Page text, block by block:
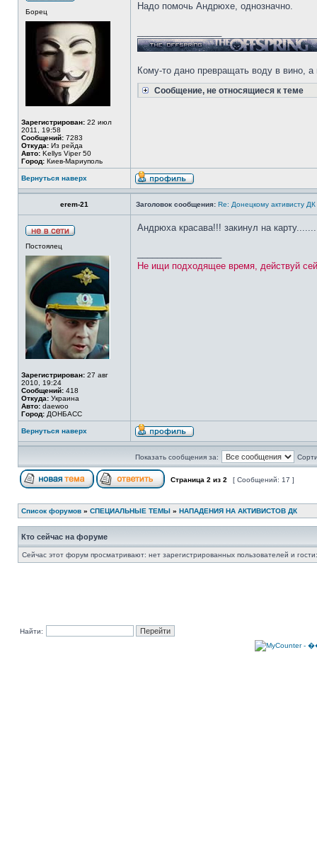
Борец
Зарегистрирован: 22 июл
2011, 19:58
Сообщений: 7283
Откуда: Из рейда
Авто: Kellys Viper 50
Город: Киев-Мариуполь
Надо помочь Андрюхе, однозначно.
Кому-то дано превращать воду в вино,
Сообщение, не относящиеся к теме
Вернуться наверх
erem-21 Заголовок сообщения: Re: Донецкому активисту
Постоялец
Зарегистрирован: 27 авг
2010, 19:24
Сообщений: 418
Откуда: Украина
Авто: daewoo
Город: ДОНБАСС
Андрюха красава!!! закинул на
Не ищи подходящее время, действуй
Вернуться наверх
Показать сообщения за:
Страница 2 из 2 [ Сообщений: 17 ]
Список форумов » СПЕЦИАЛЬНЫЕ ТЕМЫ » НАПАДЕНИЯ НА АКТИВИСТОВ ДК
Кто сейчас на форуме
Сейчас этот форум просматривают: нет зарегистрированных пользователей и
Найти: